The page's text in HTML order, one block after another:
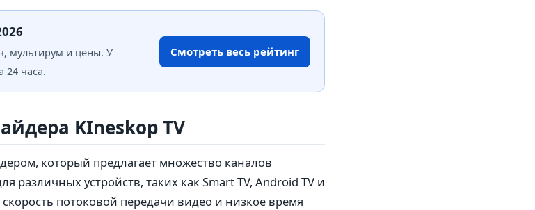
мультирум и цены. У
24 часа.
Смотреть весь рейтинг
KIneskop TV
который предлагает множество каналов
различных устройств, таких как Smart TV, Android TV и
потоковой передачи видео и низкое время